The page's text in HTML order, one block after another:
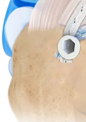
Técnica em duas
Procedimento
Como podemos
Contacte um representante
Veja eventos, laboratórios e
Inscreva-se para receber: O
Conecte-se conosco